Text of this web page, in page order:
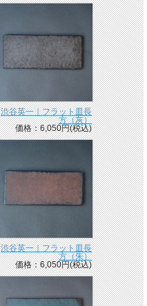
渋谷英一｜フラット皿長
方（灰）
価格：6,050円(税込)
渋谷英一｜フラット皿長
方（朱）
価格：6,050円(税込)